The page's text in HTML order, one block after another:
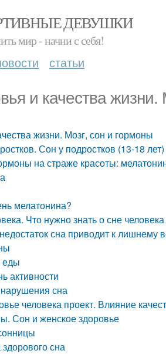
ДЕВУШКИ
мир - начни с себя!
статьи
и качества жизни.
жизни. Мозг, сон и гормоны
Сон у подростков (13-18 лет)
на страже красоты:
мелатонина?
Что нужно знать о сне человека
сна приводит к лишнему
еды
активности
сна
человека проект. Влияние
Сон и женское здоровье
сна